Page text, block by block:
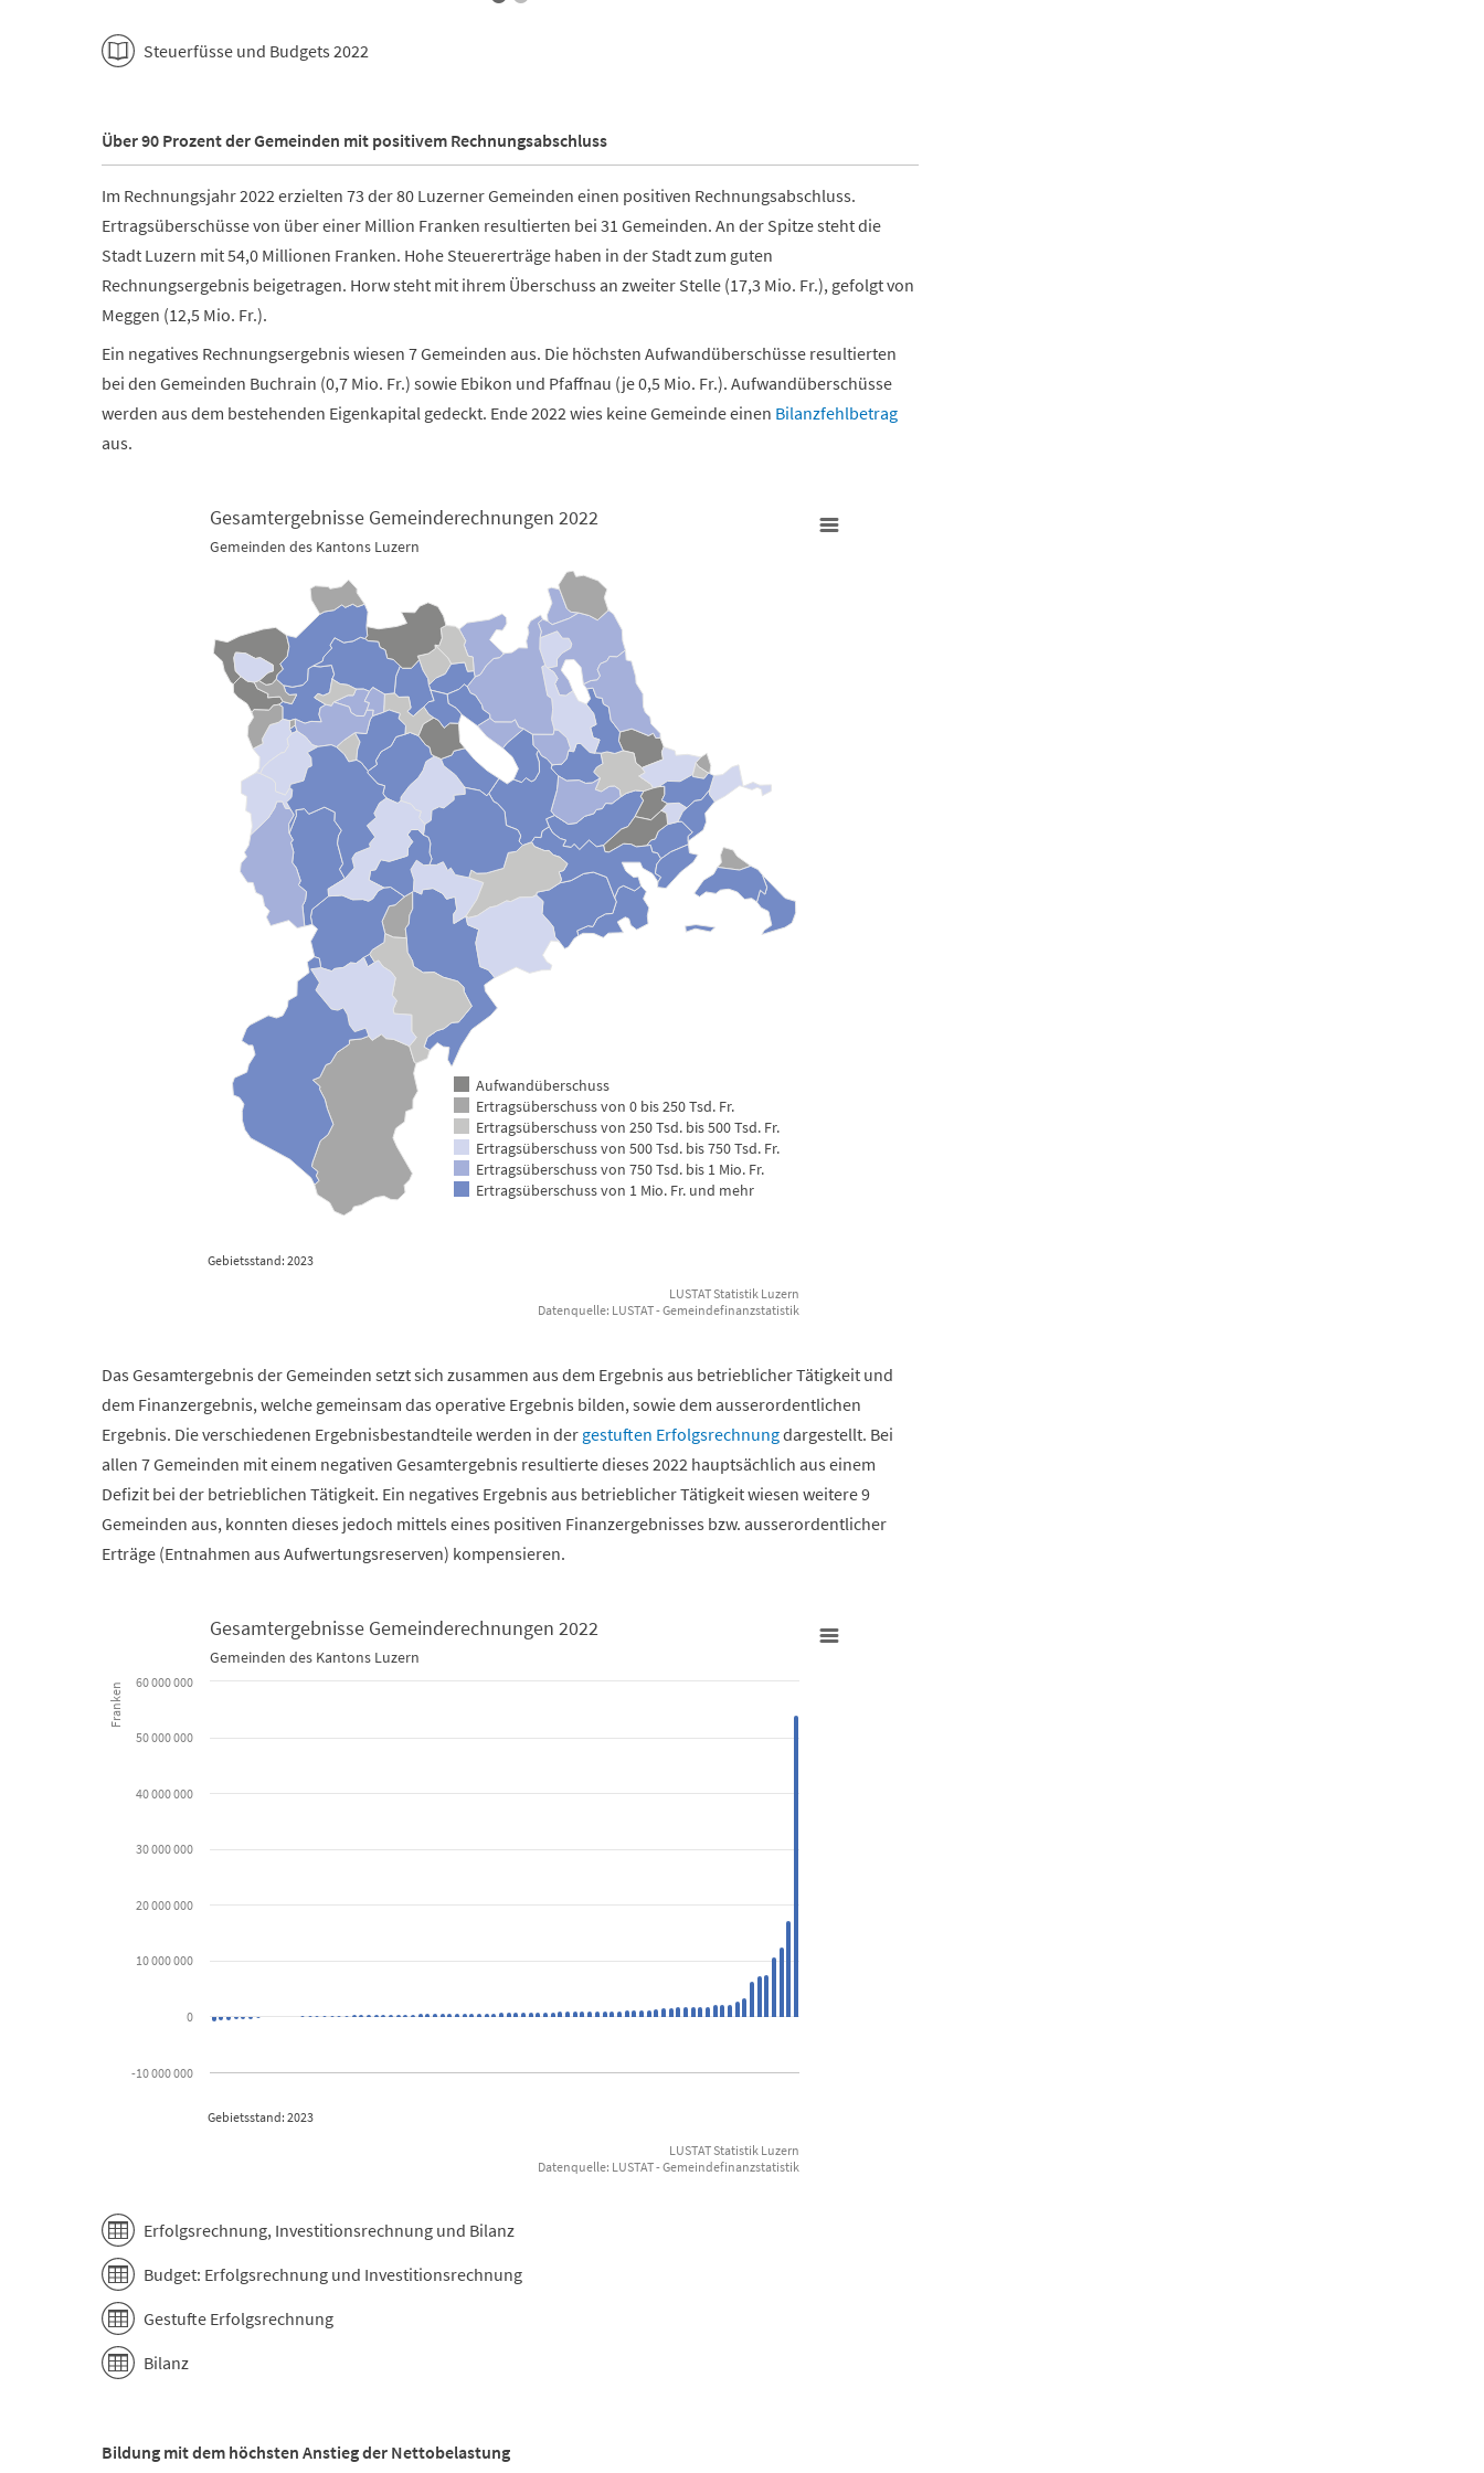
Steuerfüsse und Budgets 2022
Über 90 Prozent der Gemeinden mit positivem Rechnungsabschluss
Im Rechnungsjahr 2022 erzielten 73 der 80 Luzerner Gemeinden einen positiven Rechnungsabschluss.
Ertragsüberschüsse von über einer Million Franken resultierten bei 31 Gemeinden. An der Spitze steht die
Stadt Luzern mit 54,0 Millionen Franken. Hohe Steuererträge haben in der Stadt zum guten
Rechnungsergebnis beigetragen. Horw steht mit ihrem Überschuss an zweiter Stelle (17,3 Mio. Fr.), gefolgt von
Meggen (12,5 Mio. Fr.).
Ein negatives Rechnungsergebnis wiesen 7 Gemeinden aus. Die höchsten Aufwandüberschüsse resultierten
bei den Gemeinden Buchrain (0,7 Mio. Fr.) sowie Ebikon und Pfaffnau (je 0,5 Mio. Fr.). Aufwandüberschüsse
werden aus dem bestehenden Eigenkapital gedeckt. Ende 2022 wies keine Gemeinde einen Bilanzfehlbetrag
aus.
Map of unspecified region with 2 data series.
Gemeinden des Kantons Luzern
View as data table, Gesamtergebnisse Gemeinderechnungen 2022
Gebietsstand: 2023
Gesamtergebnisse Gemeinderechnungen 2022
Gemeinden des Kantons Luzern
Aufwandüberschuss
Ertragsüberschuss von 0 bis 250 Tsd. Fr.
Ertragsüberschuss von 250 Tsd. bis 500 Tsd. Fr.
Ertragsüberschuss von 500 Tsd. bis 750 Tsd. Fr.
Ertragsüberschuss von 750 Tsd. bis 1 Mio. Fr.
Ertragsüberschuss von 1 Mio. Fr. und mehr
LUSTAT Statistik Luzern
Datenquelle: LUSTAT - Gemeindefinanzstatistik
Das Gesamtergebnis der Gemeinden setzt sich zusammen aus dem Ergebnis aus betrieblicher Tätigkeit und
dem Finanzergebnis, welche gemeinsam das operative Ergebnis bilden, sowie dem ausserordentlichen
Ergebnis. Die verschiedenen Ergebnisbestandteile werden in der gestuften Erfolgsrechnungdargestellt. Bei
allen 7 Gemeinden mit einem negativen Gesamtergebnis resultierte dieses 2022 hauptsächlich aus einem
Defizit bei der betrieblichen Tätigkeit. Ein negatives Ergebnis aus betrieblicher Tätigkeit wiesen weitere 9
Gemeinden aus, konnten dieses jedoch mittels eines positiven Finanzergebnisses bzw. ausserordentlicher
Erträge (Entnahmen aus Aufwertungsreserven) kompensieren.
Bar chart with 80 bars.
The chart has 1 X axis displaying categories.
Gebietsstand: 2023
Franken
Gesamtergebnisse Gemeinderechnungen 2022
Gemeinden des Kantons Luzern
-10 000 000
0
10 000 000
20 000 000
30 000 000
40 000 000
50 000 000
60 000 000
LUSTAT Statistik Luzern
Datenquelle: LUSTAT - Gemeindefinanzstatistik
Erfolgsrechnung, Investitionsrechnung und Bilanz
Budget: Erfolgsrechnung und Investitionsrechnung
Gestufte Erfolgsrechnung
Bilanz
Bildung mit dem höchsten Anstieg der Nettobelastung